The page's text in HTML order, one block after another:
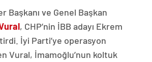
Başkanı ve Genel Başkan
, CHP’nin İBB adayı Ekrem
İyi Parti’ye operasyon
Vural, İmamoğlu’nun koltuk